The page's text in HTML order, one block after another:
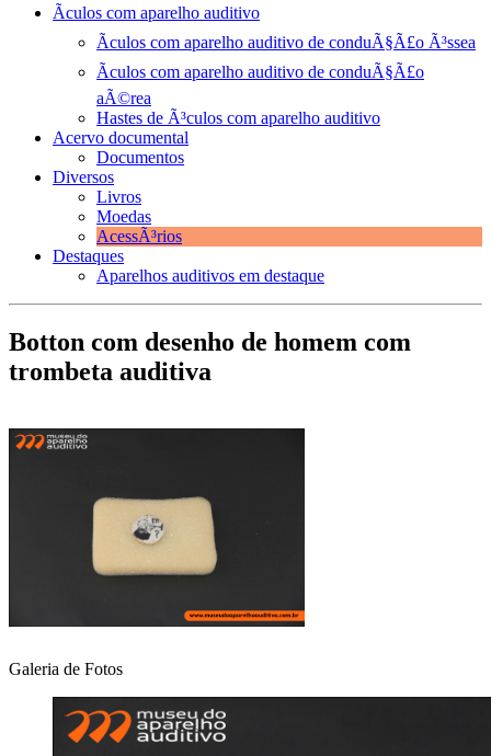
Ãculos com aparelho auditivo
Ãculos com aparelho auditivo de conduÃ§Ã£o Ã³ssea
Ãculos com aparelho auditivo de conduÃ§Ã£o
aÃ©rea
Hastes de Ã³culos com aparelho auditivo
Acervo documental
Documentos
Diversos
Livros
Moedas
AcessÃ³rios
Destaques
Aparelhos auditivos em destaque
Botton com desenho de homem com
trombeta auditiva
Galeria de Fotos